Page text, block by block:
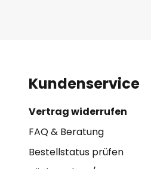
Kundenservice
Vertrag widerrufen
FAQ & Beratung
Bestellstatus prüfen